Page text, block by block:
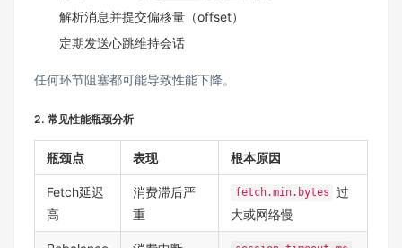
解析消息并提交偏移量（offset）
定期发送心跳维持会话
任何环节阻塞都可能导致性能下降。
2. 常见性能瓶颈分析
瓶颈点 表现 根本原因
Fetch延迟
高
消费滞后严
重
fetch.min.bytes
过
大或网络慢